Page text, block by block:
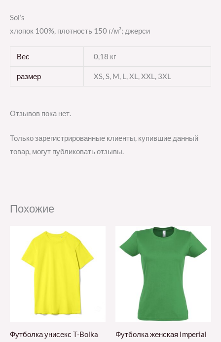
Sol’s
хлопок 100%, плотность 150 г/м²; джерси
Вес 0,18 кг
размер XS, S, M, L, XL, XXL, 3XL
Отзывов пока нет.
Только зарегистрированные клиенты, купившие данный
товар, могут публиковать отзывы.
Похожие
Футболка унисекс T-Bolka
Футболка женская Imperial